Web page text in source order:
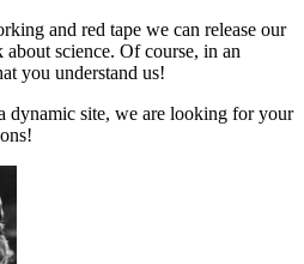
and red tape we can release our
about science. Of course, in an
you understand us!
dynamic site, we are looking for your